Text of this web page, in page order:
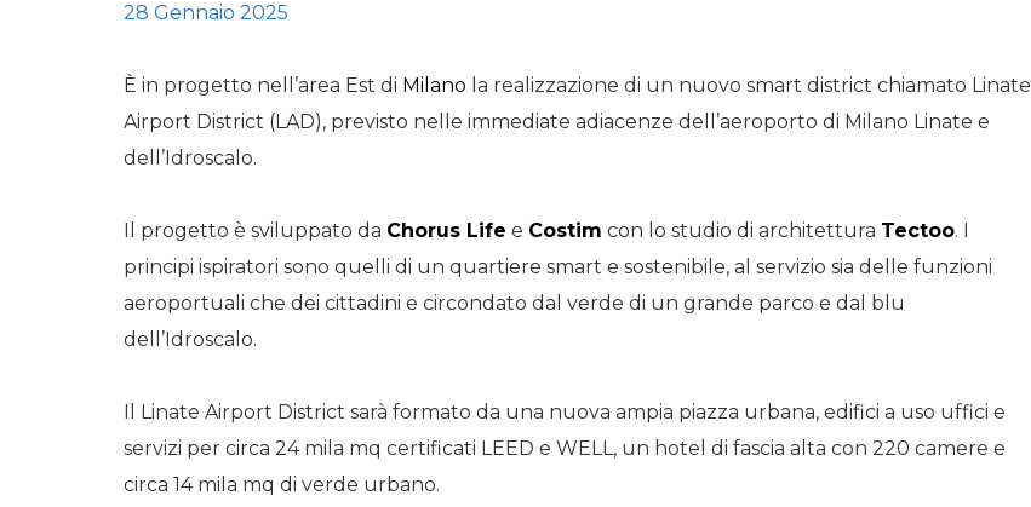
28 Gennaio 2025
È in progetto nell’area Est di Milano la realizzazione di un nuovo smart district chiamato Linate
Airport District (LAD), previsto nelle immediate adiacenze dell’aeroporto di Milano Linate e
dell’Idroscalo.
Il progetto è sviluppato da Chorus Life e Costim con lo studio di architettura Tectoo. I
principi ispiratori sono quelli di un quartiere smart e sostenibile, al servizio sia delle funzioni
aeroportuali che dei cittadini e circondato dal verde di un grande parco e dal blu
dell’Idroscalo.
Il Linate Airport District sarà formato da una nuova ampia piazza urbana, edifici a uso uffici e
servizi per circa 24 mila mq certificati LEED e WELL, un hotel di fascia alta con 220 camere e
circa 14 mila mq di verde urbano.